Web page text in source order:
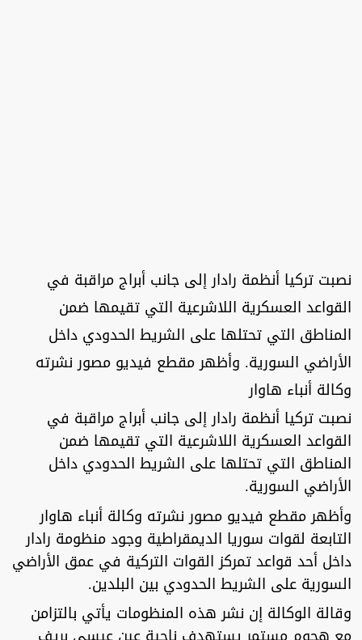
نصبت تركيا أنظمة رادار إلى جانب أبراج مراقبة في
القواعد العسكرية اللاشرعية التي تقيمها ضمن
المناطق التي تحتلها على الشريط الحدودي داخل
الأراضي السورية. وأظهر مقطع فيديو مصور نشرته
وكالة أنباء هاوار
نصبت تركيا أنظمة رادار إلى جانب أبراج مراقبة في
القواعد العسكرية اللاشرعية التي تقيمها ضمن
المناطق التي تحتلها على الشريط الحدودي داخل
الأراضي السورية.
وأظهر مقطع فيديو مصور نشرته وكالة أنباء هاوار
التابعة لقوات سوريا الديمقراطية وجود منظومة رادار
داخل أحد قواعد تمركز القوات التركية في عمق الأراضي
السورية على الشريط الحدودي بين البلدين.
وقالة الوكالة إن نشر هذه المنظومات يأتي بالتزامن